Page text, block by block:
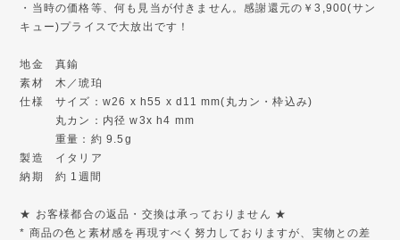
・当時の価格等、何も見当が付きません。感謝還元の￥3,900(サン
キュー)プライスで大放出です！
地金 真鍮
素材 木／琥珀
仕様 サイズ：w26 x h55 x d11 mm(丸カン・枠込み)
丸カン：内径 w3x h4 mm
重量：約 9.5g
製造 イタリア
納期 約 1週間
★ お客様都合の返品・交換は承っておりません ★
* 商品の色と素材感を再現すべく努力しておりますが、実物との差